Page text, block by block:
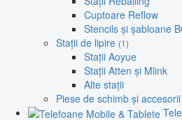
Cuptoare Reflow
Stencils și șabloane
Stații de lipire (1)
Stații Aoyue
Stații Atten și Mlink
Alte stații
Piese de schimb și accesorii